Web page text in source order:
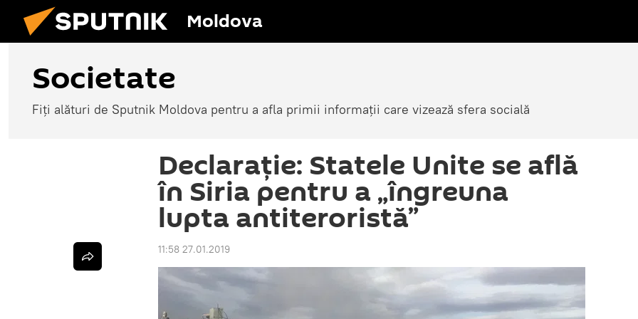
Moldova
Societate
Fiți alături de Sputnik Moldova pentru a afla primii informații care vizează sfera socială
Declarație: Statele Unite se află
în Siria pentru a „îngreuna
lupta antiteroristă”
11:58 27.01.2019